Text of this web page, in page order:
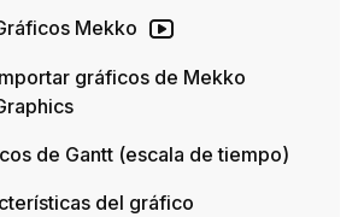
Mekko
gráficos de Mekko
de Gantt (escala de tiempo)
del gráfico